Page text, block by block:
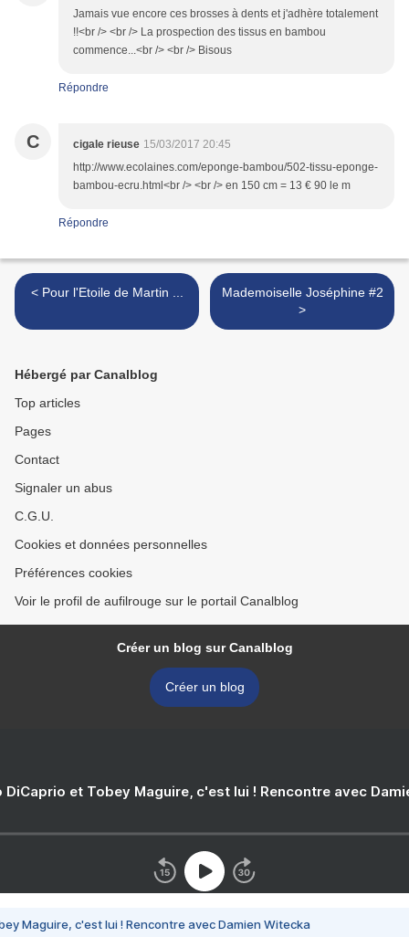
Jamais vue encore ces brosses à dents et j'adhère totalement
!!<br /> <br /> La prospection des tissus en bambou
commence...<br /> <br /> Bisous
Répondre
C cigale rieuse 15/03/2017 20:45
http://www.ecolaines.com/eponge-bambou/502-tissu-eponge-
bambou-ecru.html<br /> <br /> en 150 cm = 13 € 90 le m
Répondre
< Pour l'Etoile de Martin ...
Mademoiselle Joséphine #2
>
Hébergé par Canalblog
Top articles
Pages
Contact
Signaler un abus
C.G.U.
Cookies et données personnelles
Préférences cookies
Voir le profil de aufilrouge sur le portail Canalblog
Créer un blog sur Canalblog
Créer un blog
DiCaprio et Tobey Maguire, c'est lui ! Rencontre avec
Maguire, c'est lui ! Rencontre avec Damien Witecka